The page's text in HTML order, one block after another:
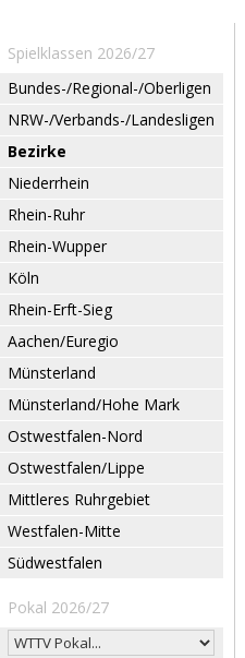
Spielklassen 2026/27
Bundes-/Regional-/Oberligen
NRW-/Verbands-/Landesligen
Bezirke
Niederrhein
Rhein-Ruhr
Rhein-Wupper
Köln
Rhein-Erft-Sieg
Aachen/Euregio
Münsterland
Münsterland/Hohe Mark
Ostwestfalen-Nord
Ostwestfalen/Lippe
Mittleres Ruhrgebiet
Westfalen-Mitte
Südwestfalen
Pokal 2026/27